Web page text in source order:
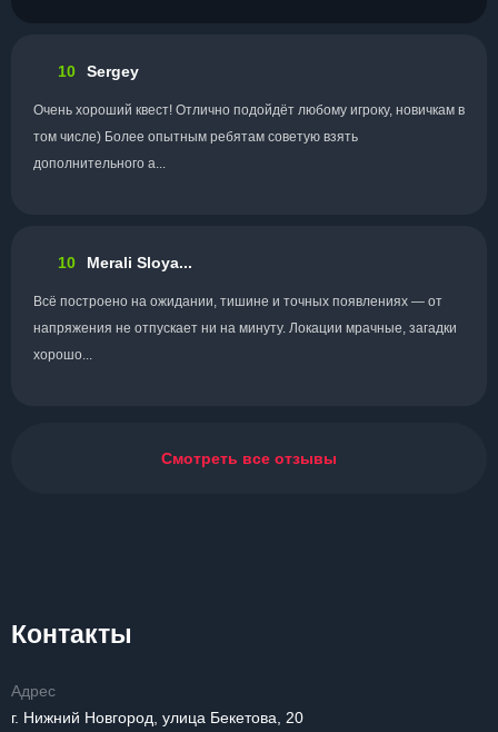
10 Sergey
Очень хороший квест! Отлично подойдёт любому игроку, новичкам в
том числе) Более опытным ребятам советую взять
дополнительного а...
10 Merali Sloya...
Всё построено на ожидании, тишине и точных появлениях — от
напряжения не отпускает ни на минуту. Локации мрачные, загадки
хорошо...
Смотреть все отзывы
Контакты
Адрес
г. Нижний Новгород, улица Бекетова, 20